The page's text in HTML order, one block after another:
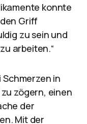
konnte
Griff
zu sein und
arbeiten.“
in
zögern, einen
der
Mit der